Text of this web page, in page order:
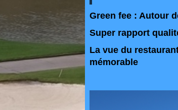
Green fee : Autour
Super rapport
La vue du
mémorable